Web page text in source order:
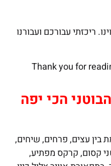
ריכזתי עבורכם ועבורנו
Thank you for
הכי יפה
עצים, פרחים, שיחים,
קסום, קרקס מפתיע,